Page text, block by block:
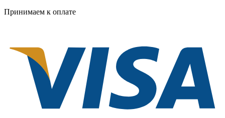
Принимаем к оплате